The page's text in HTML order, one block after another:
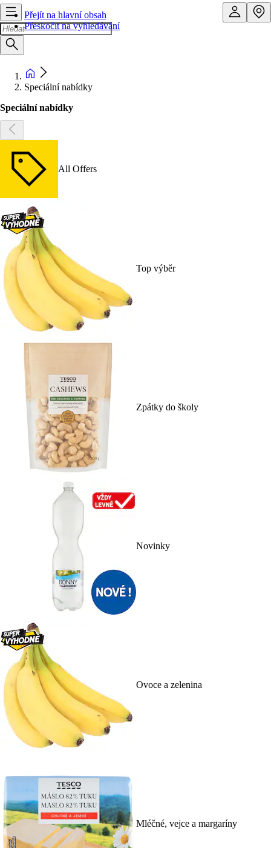
Přejít na hlavní obsah
Přeskočit na vyhledávání
Speciální nabídky
Speciální nabídky
All Offers
Top výběr
Zpátky do školy
Novinky
Ovoce a zelenina
Mléčné, vejce a margaríny